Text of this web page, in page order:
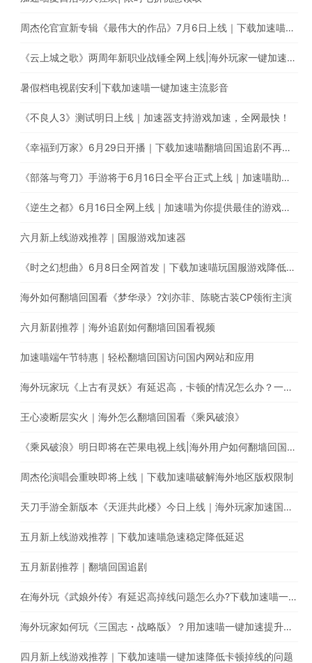
周杰伦官宣新专辑《最伟大的作品》7月6日上线｜下载加速喵解除地区限制
《云上城之歌》两周年新职业战锤全网上线|海外玩家一键加速国服游戏
暑假档电视剧安利|下载加速喵一键加速主流影音
《不良人3》测试明日上线｜加速器支持游戏加速，全网最快！
《幸福到万家》6月29日开播｜下载加速喵翻墙回国追剧不再受限
《部落与弯刀》手游将于6月16日全平台正式上线｜加速喵助你加速国服游戏提升游戏体验
《逆生之都》6月16日全网上线｜加速喵为你提供最佳的游戏加速体验
六月新上线游戏推荐｜国服游戏加速器
《时之幻想曲》6月8日全网首发｜下载加速喵玩国服游戏降低延迟提高稳定性
海外如何翻墙回国看《梦华录》?刘亦菲、陈晓古装CP领衔主演
六月新剧推荐｜海外追剧如何翻墙回国看视频
加速喵端午节特惠｜轻松翻墙回国访问国内网站和应用
海外玩家玩《上古有灵妖》有延迟高，卡顿的情况怎么办？一键回国游戏加速，极速稳定不丢包
王心凌断层实火｜海外怎么翻墙回国看《乘风破浪》
《乘风破浪》明日即将在芒果电视上线|海外用户如何翻墙回国追综艺
周杰伦演唱会重映即将上线｜下载加速喵破解海外地区版权限制
天刀手游全新版本《天涯共此楼》今日上线｜海外玩家加速国服游戏降低延迟
五月新上线游戏推荐｜下载加速喵急速稳定降低延迟
五月新剧推荐｜翻墙回国追剧
在海外玩《武娘外传》有延迟高掉线问题怎么办?下载加速喵一键加速国服游戏
海外玩家如何玩《三国志・战略版》？用加速喵一键加速提升游戏体验
四月新上线游戏推荐｜下载加速喵一键加速降低卡顿掉线的问题